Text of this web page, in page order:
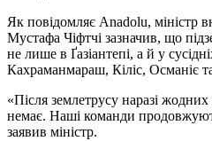
Як повідомляє Anadolu, міністр
Мустафа Чіфтчі зазначив, що
не лише в Ґазіантепі, а й у
Кахраманмараш, Кіліс, Османіє
«Після землетрусу наразі
немає. Наші команди
заявив міністр.